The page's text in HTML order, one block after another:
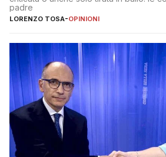
padre
LORENZO TOSA-OPINIONI